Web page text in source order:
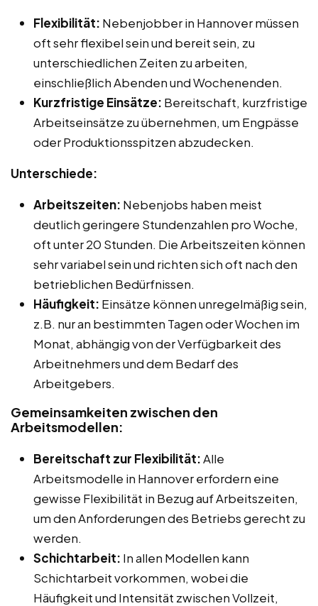
Flexibilität: Nebenjobber in Hannover müssen
oft sehr flexibel sein und bereit sein, zu
unterschiedlichen Zeiten zu arbeiten,
einschließlich Abenden und Wochenenden.
Kurzfristige Einsätze: Bereitschaft, kurzfristige
Arbeitseinsätze zu übernehmen, um Engpässe
oder Produktionsspitzen abzudecken.
Unterschiede:
Arbeitszeiten: Nebenjobs haben meist
deutlich geringere Stundenzahlen pro Woche,
oft unter 20 Stunden. Die Arbeitszeiten können
sehr variabel sein und richten sich oft nach den
betrieblichen Bedürfnissen.
Häufigkeit: Einsätze können unregelmäßig sein,
z.B. nur an bestimmten Tagen oder Wochen im
Monat, abhängig von der Verfügbarkeit des
Arbeitnehmers und dem Bedarf des
Arbeitgebers.
Gemeinsamkeiten zwischen den
Arbeitsmodellen:
Bereitschaft zur Flexibilität:Alle
Arbeitsmodelle in Hannover erfordern eine
gewisse Flexibilität in Bezug auf Arbeitszeiten,
um den Anforderungen des Betriebs gerecht zu
werden.
Schichtarbeit: In allen Modellen kann
Schichtarbeit vorkommen, wobei die
Häufigkeit und Intensität zwischen Vollzeit,